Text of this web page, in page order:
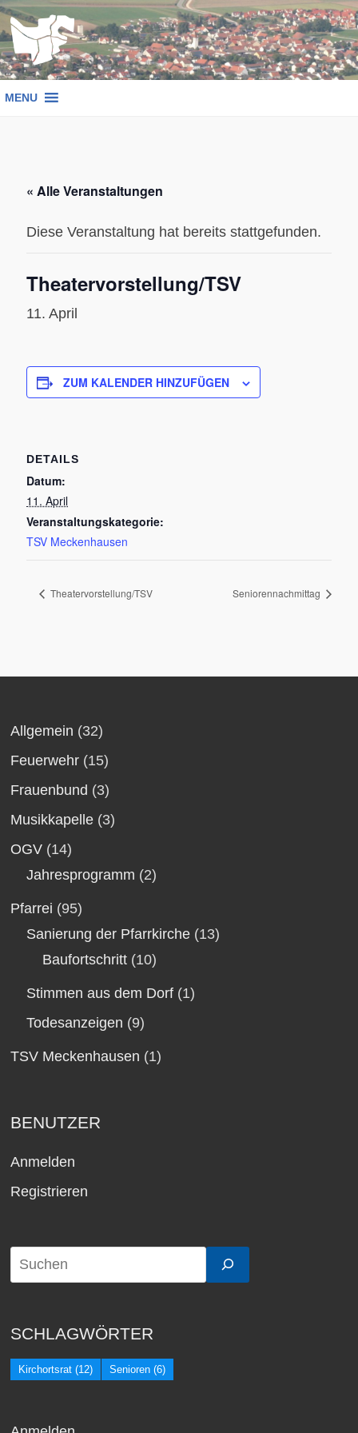
Zum
Inhalt
springen
MENU
« Alle Veranstaltungen
Diese Veranstaltung hat bereits stattgefunden.
Theatervorstellung/TSV
11. April
ZUM KALENDER HINZUFÜGEN
DETAILS
Datum:
11. April
Veranstaltungskategorie:
TSV Meckenhausen
Theatervorstellung/TSV Seniorennachmittag
Allgemein (32)
Feuerwehr (15)
Frauenbund (3)
Musikkapelle (3)
OGV (14)
Jahresprogramm (2)
Pfarrei (95)
Sanierung der Pfarrkirche (13)
Baufortschritt (10)
Stimmen aus dem Dorf (1)
Todesanzeigen (9)
TSV Meckenhausen (1)
BENUTZER
Anmelden
Registrieren
SCHLAGWÖRTER
Kirchortsrat (12) Senioren (6)